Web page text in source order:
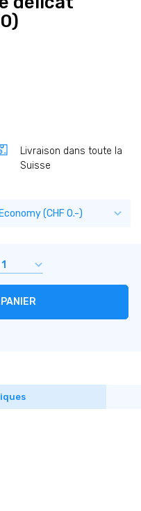
Livraison dans toute la
Suisse